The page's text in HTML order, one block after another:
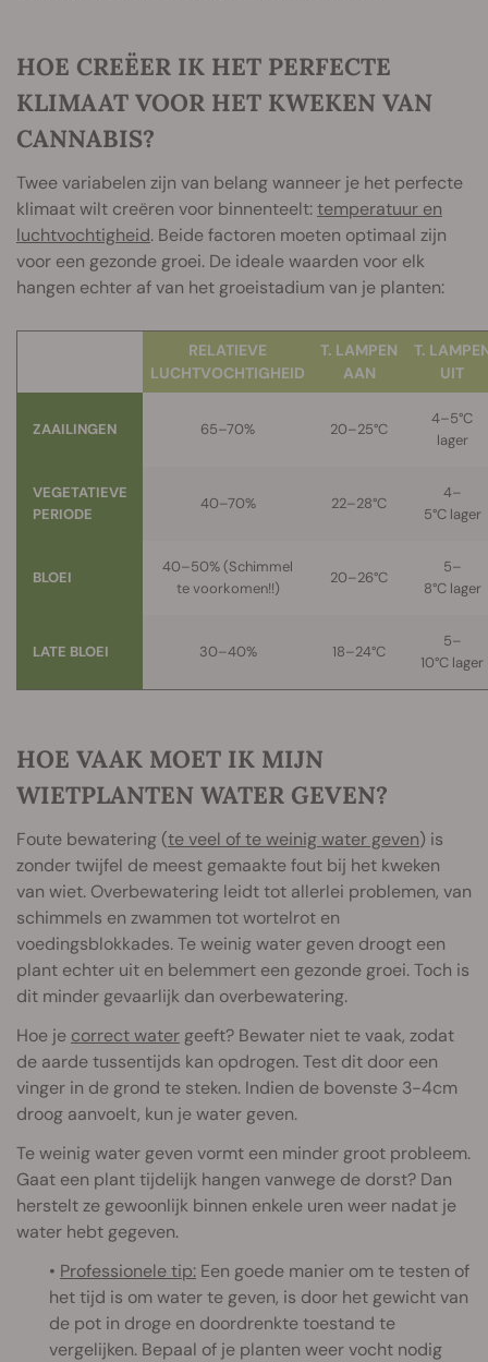
HOE CREËER IK HET PERFECTE
KLIMAAT VOOR HET KWEKEN VAN
CANNABIS?
Twee variabelen zijn van belang wanneer je het perfecte
klimaat wilt creëren voor binnenteelt:temperatuur en
luchtvochtigheid. Beide factoren moeten optimaal zijn
voor een gezonde groei. De ideale waarden voor elk
hangen echter af van het groeistadium van je planten:
RELATIEVE
LUCHTVOCHTIGHEID
T. LAMPEN
AAN
T.
UIT
ZAAILINGEN 65–70% 20–25°C
4–5°C
lager
VEGETATIEVE
PERIODE
40–70% 22–28°C
4–
5°C lager
BLOEI
40–50% (Schimmel
te voorkomen!!)
20–26°C
5–
8°C lager
LATE BLOEI 30–40% 18–24°C
5–
10°C lager
HOE VAAK MOET IK MIJN
WIETPLANTEN WATER GEVEN?
Foute bewatering (te veel of te weinig water geven) is
zonder twijfel de meest gemaakte fout bij het kweken
van wiet. Overbewatering leidt tot allerlei problemen, van
schimmels en zwammen tot wortelrot en
voedingsblokkades. Te weinig water geven droogt een
plant echter uit en belemmert een gezonde groei. Toch is
dit minder gevaarlijk dan overbewatering.
Hoe je correct water geeft? Bewater niet te vaak, zodat
de aarde tussentijds kan opdrogen. Test dit door een
vinger in de grond te steken. Indien de bovenste 3-4cm
droog aanvoelt, kun je water geven.
Te weinig water geven vormt een minder groot probleem.
Gaat een plant tijdelijk hangen vanwege de dorst? Dan
herstelt ze gewoonlijk binnen enkele uren weer nadat je
water hebt gegeven.
• Professionele tip: Een goede manier om te testen of
het tijd is om water te geven, is door het gewicht van
de pot in droge en doordrenkte toestand te
vergelijken. Bepaal of je planten weer vocht nodig